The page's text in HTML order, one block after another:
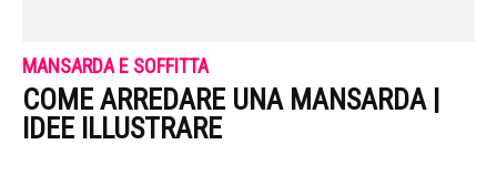
MANSARDA E SOFFITTA
COME ARREDARE UNA MANSARDA |
IDEE ILLUSTRARE